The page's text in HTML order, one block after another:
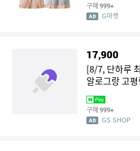
구매 999+
G마켓
17,900
[8/7, 단하루
알로그랑 고
구매 999+
GS SHOP